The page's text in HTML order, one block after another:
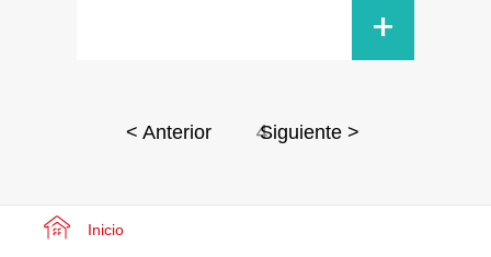
+
< Anterior 4
Siguiente >
Inicio